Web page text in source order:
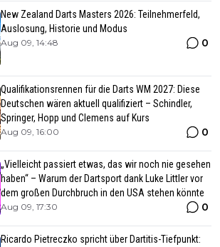
New Zealand Darts Masters 2026: Teilnehmerfeld,
Auslosung, Historie und Modus
Aug 09, 14:48 0
Qualifikationsrennen für die Darts WM 2027: Diese
Deutschen wären aktuell qualifiziert – Schindler,
Springer, Hopp und Clemens auf Kurs
Aug 09, 16:00 0
„Vielleicht passiert etwas, das wir noch nie gesehen
haben“ – Warum der Dartsport dank Luke Littler vor
dem großen Durchbruch in den USA stehen könnte
Aug 09, 17:30 0
Ricardo Pietreczko spricht über Dartitis-Tiefpunkt: